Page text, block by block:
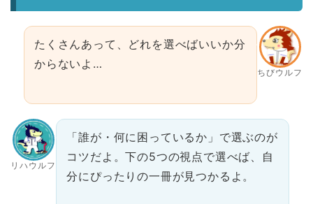
ちびウルフ
たくさんあって、どれを選べばいいか分
からないよ…
リハウルフ
「誰が・何に困っているか」で選ぶのが
コツだよ。下の5つの視点で選べば、自
分にぴったりの一冊が見つかるよ。